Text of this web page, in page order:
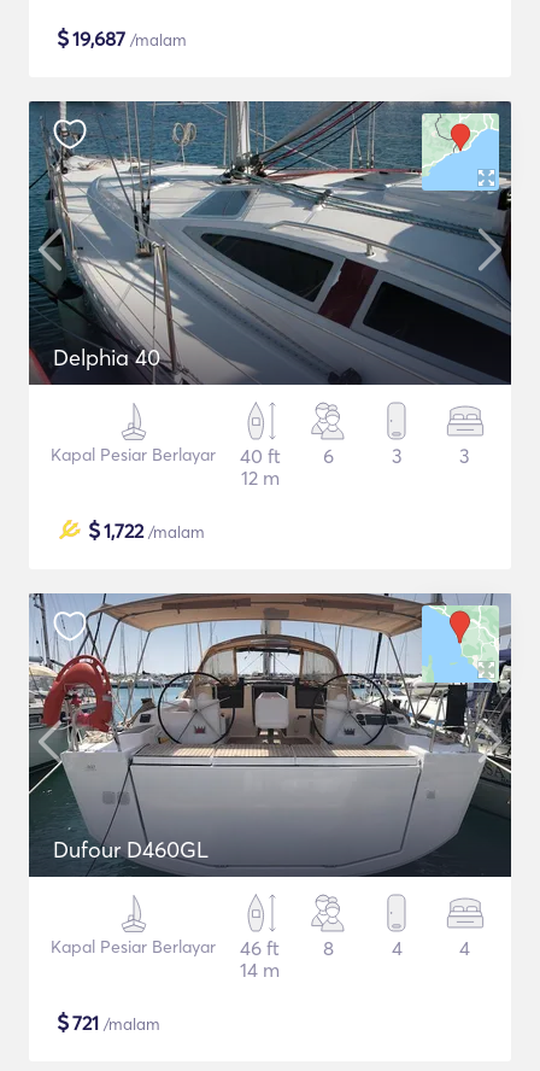
$19,687 /malam
Delphia 40
Kapal Pesiar Berlayar
40 ft
12 m
6 3 3
$1,722/malam
Dufour D460GL
Kapal Pesiar Berlayar
46 ft
14 m
8 4 4
$721 /malam